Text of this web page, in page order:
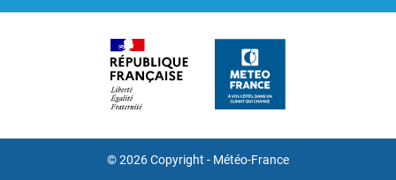
© 2026 Copyright - Météo-France